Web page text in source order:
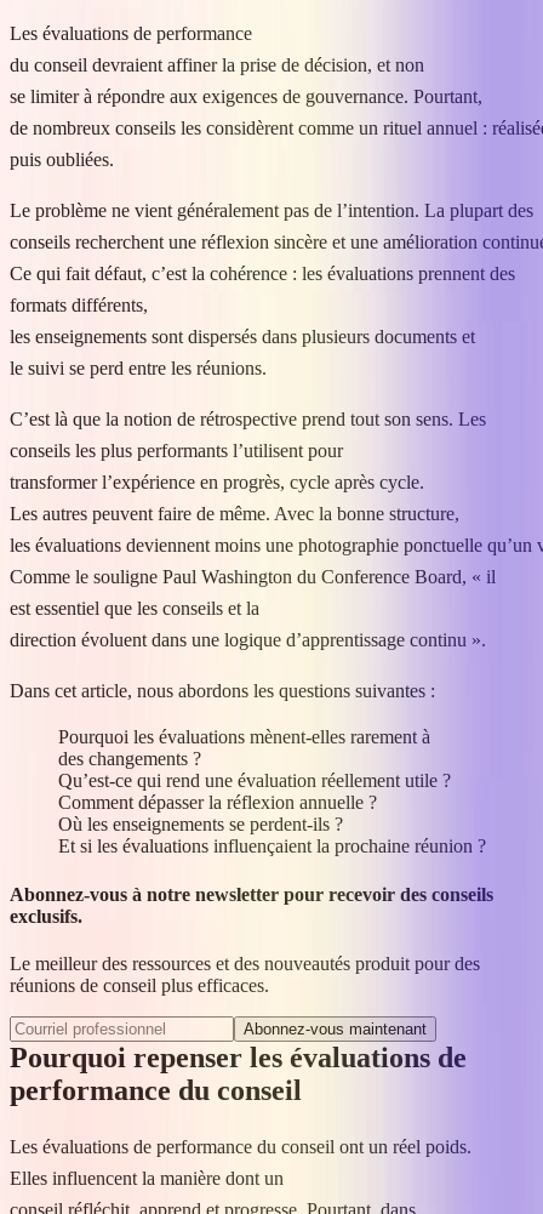
Les évaluations de performance
du conseil devraient affiner la prise de décision, et non
se limiter à répondre aux exigences de gouvernance. Pourtant,
de nombreux conseils les considèrent comme un rituel annuel :
puis oubliées.
Le problème ne vient généralement pas de l’intention. La plupart des
conseils recherchent une réflexion sincère et une amélioration
Ce qui fait défaut, c’est la cohérence : les évaluations prennent des
formats différents,
les enseignements sont dispersés dans plusieurs documents et
le suivi se perd entre les réunions.
C’est là que la notion de rétrospective prend tout son sens. Les
conseils les plus performants l’utilisent pour
transformer l’expérience en progrès, cycle après cycle.
Les autres peuvent faire de même. Avec la bonne structure,
les évaluations deviennent moins une photographie ponctuelle qu’un
Comme le souligne Paul Washington du Conference Board, « il
est essentiel que les conseils et la
direction évoluent dans une logique d’apprentissage continu ».
Dans cet article, nous abordons les questions suivantes :
Pourquoi les évaluations mènent-elles rarement à
des changements ?
Qu’est-ce qui rend une évaluation réellement utile ?
Comment dépasser la réflexion annuelle ?
Où les enseignements se perdent-ils ?
Et si les évaluations influençaient la prochaine réunion ?
Abonnez-vous à notre newsletter pour recevoir des conseils
exclusifs.
Le meilleur des ressources et des nouveautés produit pour des
réunions de conseil plus efficaces.
Abonnez‑vous maintenant
Pourquoi repenser les évaluations de
performance du conseil
Les évaluations de performance du conseil ont un réel poids.
Elles influencent la manière dont un
conseil réfléchit, apprend et progresse. Pourtant, dans